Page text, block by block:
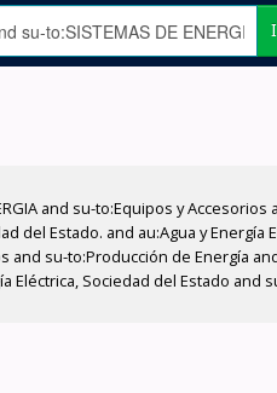
and su-to:Equipos y Accesorios
del Estado. and au:Agua y Energía
and su-to:Producción de Energía
Eléctrica, Sociedad del Estado and